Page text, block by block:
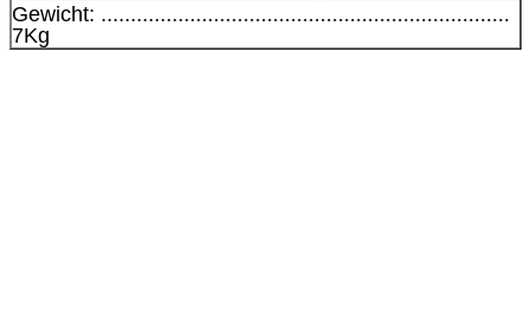
Gewicht: .....................................................................
7Kg